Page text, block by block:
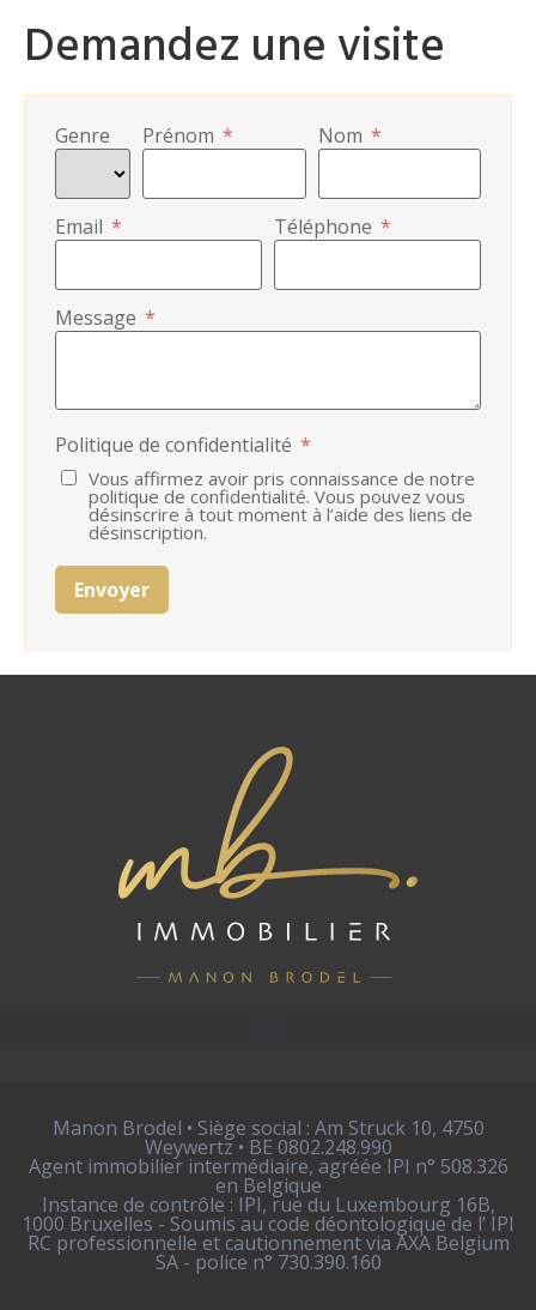
Demandez une visite
Genre Prénom * Nom *
Email * Téléphone *
Message *
Politique de confidentialité *
Vous affirmez avoir pris connaissance de notre
politique de confidentialité. Vous pouvez vous
désinscrire à tout moment à l’aide des liens de
désinscription.
Envoyer
Manon Brodel • Siège social : Am Struck 10, 4750
Weywertz • BE 0802.248.990
Agent immobilier intermédiaire, agréée IPI n° 508.326
en Belgique
Instance de contrôle : IPI, rue du Luxembourg 16B,
1000 Bruxelles - Soumis au code déontologique de l’ IPI
RC professionnelle et cautionnement via AXA Belgium
SA - police n° 730.390.160